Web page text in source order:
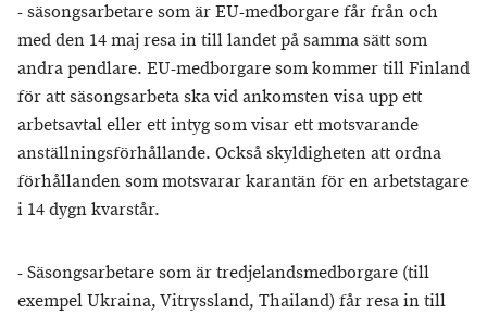
- säsongsarbetare som är EU-medborgare får från och
med den 14 maj resa in till landet på samma sätt som
andra pendlare. EU-medborgare som kommer till Finland
för att säsongsarbeta ska vid ankomsten visa upp ett
arbetsavtal eller ett intyg som visar ett motsvarande
anställningsförhållande. Också skyldigheten att ordna
förhållanden som motsvarar karantän för en arbetstagare
i 14 dygn kvarstår.
- Säsongsarbetare som är tredjelandsmedborgare (till
exempel Ukraina, Vitryssland, Thailand) får resa in till